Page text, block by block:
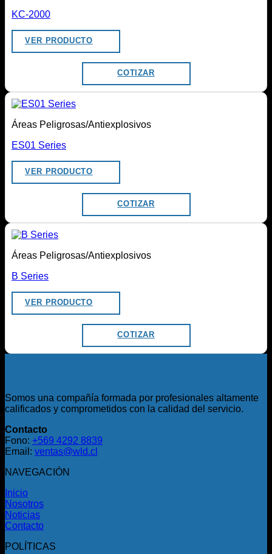
KC-2000
VER PRODUCTO
COTIZAR
Áreas Peligrosas/Antiexplosivos
ES01 Series
VER PRODUCTO
COTIZAR
Áreas Peligrosas/Antiexplosivos
B Series
VER PRODUCTO
COTIZAR
Somos una compañía formada por profesionales altamente
calificados y comprometidos con la calidad del servicio.
Contacto
Fono: +569 4292 8839
Email: ventas@wld.cl
NAVEGACIÓN
Inicio
Nosotros
Noticias
Contacto
POLÍTICAS